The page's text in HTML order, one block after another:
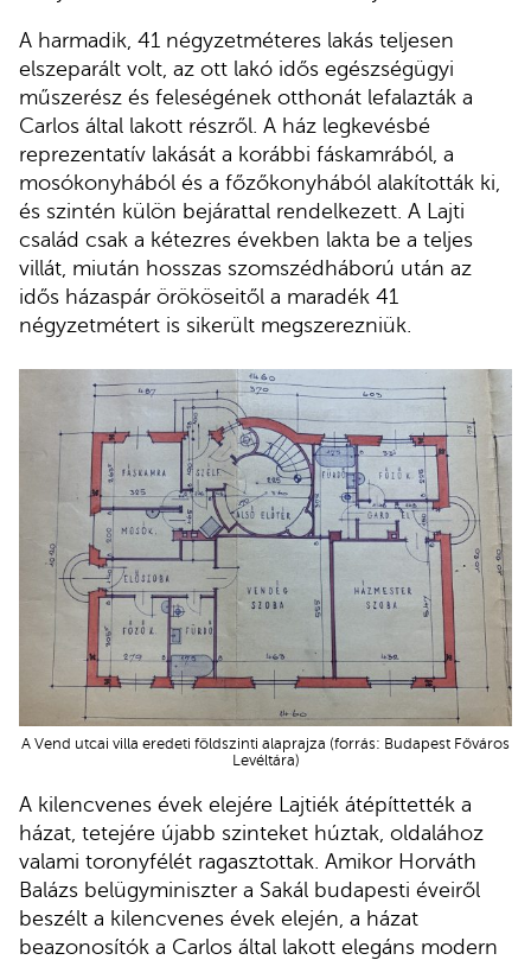
A harmadik, 41 négyzetméteres lakás teljesen
elszeparált volt, az ott lakó idős egészségügyi
műszerész és feleségének otthonát lefalazták a
Carlos által lakott részről. A ház legkevésbé
reprezentatív lakását a korábbi fáskamrából, a
mosókonyhából és a főzőkonyhából alakították ki,
és szintén külön bejárattal rendelkezett. A Lajti
család csak a kétezres években lakta be a teljes
villát, miután hosszas szomszédháború után az
idős házaspár örököseitől a maradék 41
négyzetmétert is sikerült megszerezniük.
A Vend utcai villa eredeti földszinti alaprajza (forrás: Budapest Főváros
Levéltára)
A kilencvenes évek elejére Lajtiék átépíttették a
házat, tetejére újabb szinteket húztak, oldalához
valami toronyfélét ragasztottak. Amikor Horváth
Balázs belügyminiszter a Sakál budapesti éveiről
beszélt a kilencvenes évek elején, a házat
beazonosítók a Carlos által lakott elegáns modern